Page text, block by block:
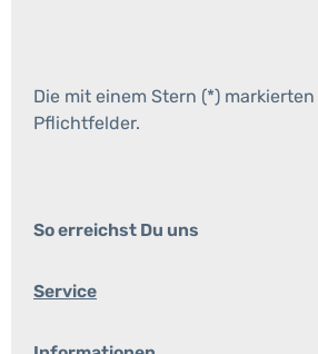
Die mit einem Stern (*)
Pflichtfelder.
So erreichst Du uns
Service